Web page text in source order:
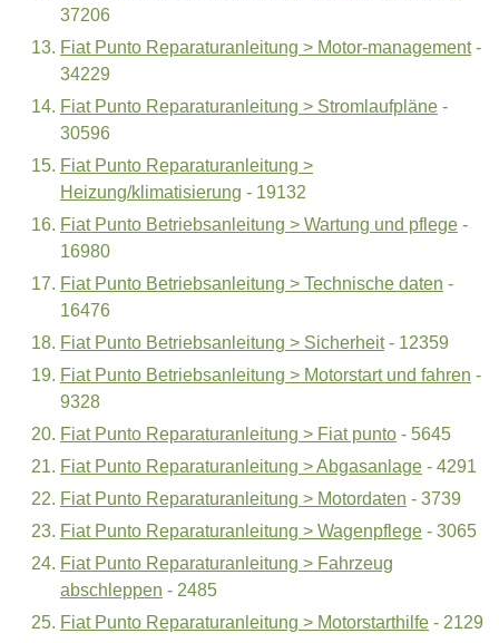
37206
Fiat Punto Reparaturanleitung > Motor-management-
34229
Fiat Punto Reparaturanleitung > Stromlaufpläne-
30596
Fiat Punto Reparaturanleitung >
Heizung/klimatisierung - 19132
Fiat Punto Betriebsanleitung > Wartung und pflege-
16980
Fiat Punto Betriebsanleitung > Technische daten -
16476
Fiat Punto Betriebsanleitung > Sicherheit- 12359
Fiat Punto Betriebsanleitung > Motorstart und fahren -
9328
Fiat Punto Reparaturanleitung > Fiat punto- 5645
Fiat Punto Reparaturanleitung > Abgasanlage- 4291
Fiat Punto Reparaturanleitung > Motordaten - 3739
Fiat Punto Reparaturanleitung > Wagenpflege- 3065
Fiat Punto Reparaturanleitung > Fahrzeug
abschleppen - 2485
Fiat Punto Reparaturanleitung > Motorstarthilfe- 2129